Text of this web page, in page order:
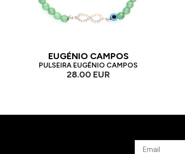
EUGÉNIO CAMPOS
PULSEIRA EUGÉNIO CAMPOS
28.00 EUR